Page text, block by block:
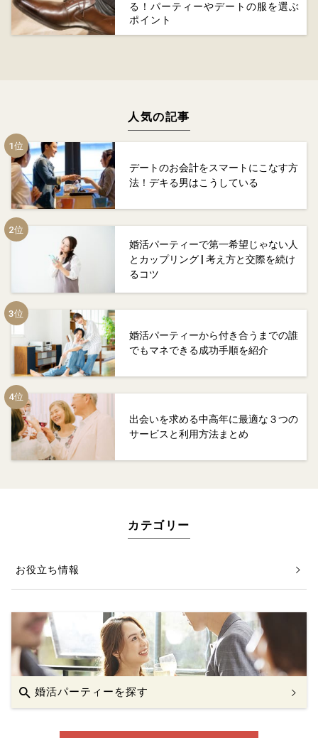
る！パーティーやデートの服を選ぶ
ポイント
人気の記事
デートのお会計をスマートにこなす方
法！デキる男はこうしている
婚活パーティーで第一希望じゃない人
とカップリング | 考え方と交際を続け
るコツ
婚活パーティーから付き合うまでの誰
でもマネできる成功手順を紹介
出会いを求める中高年に最適な３つの
サービスと利用方法まとめ
カテゴリー
お役立ち情報
婚活パーティーを探す